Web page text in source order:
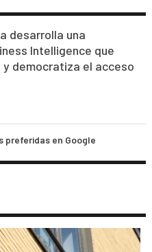
desarrolla una
Intelligence que
democratiza el acceso
preferidas en Google